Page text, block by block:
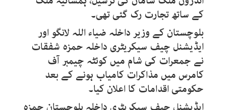
کے ساتھ تجارت رک گئی تھی۔
بلوچستان کے وزیر داخلہ ضیاء اللہ لانگو اور
ایڈیشنل چیف سیکریٹری داخلہ حمزہ شفقات
نے جمعرات کی شام میں کوئٹہ چیمبر آف
کامرس میں مذاکرات کامیاب ہونے کے بعد
حکومتی اقدامات کا اعلان کیا۔